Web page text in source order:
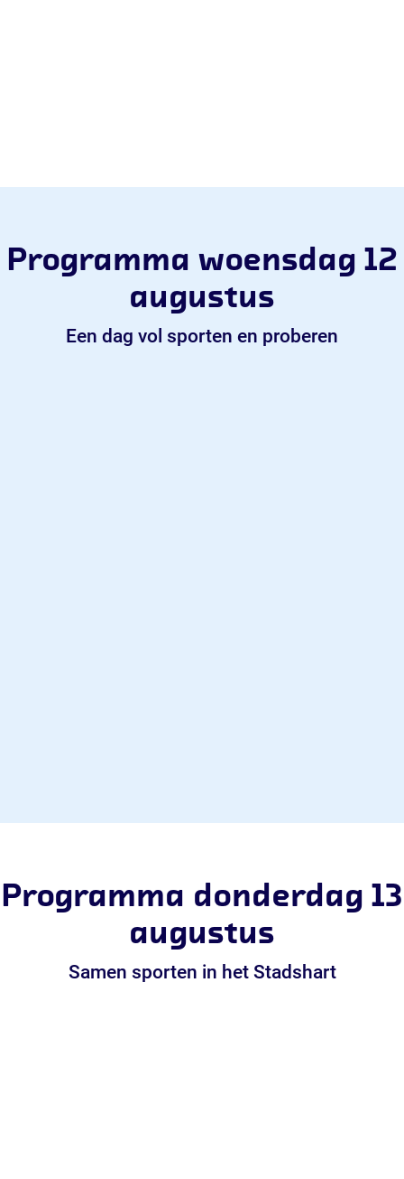
Programma woensdag 12
augustus
Een dag vol sporten en proberen
Programma donderdag 13
augustus
Samen sporten in het Stadshart